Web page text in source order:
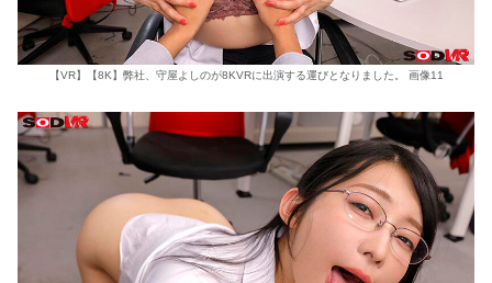
【VR】【8K】弊社、守屋よしのが8KVRに出演する運びとなりました。 画像11